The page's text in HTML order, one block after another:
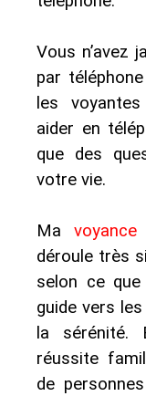
Vous n’avez
par
les
aider en
que des
votre vie.
Ma
déroule très
selon ce
guide vers
la sérénité.
réussite
de